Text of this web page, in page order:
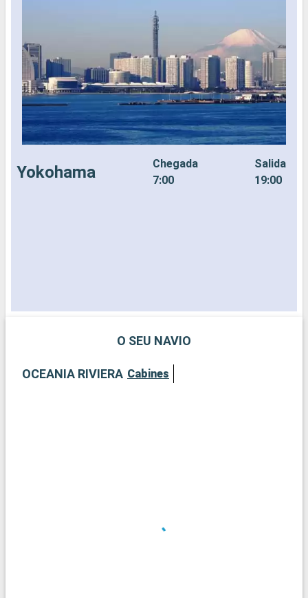
Yokohama
Chegada
7:00
Salida
19:00
O SEU NAVIO
OCEANIA RIVIERA Cabines